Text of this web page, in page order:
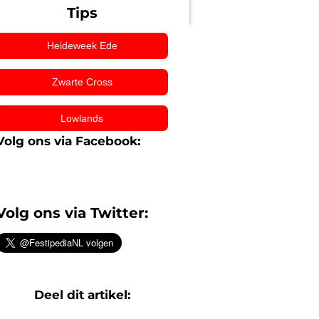
Tips
Heideweek Ede
Zwarte Cross
Lowlands
ons via Facebook:
ons via Twitter:
Deel dit artikel: